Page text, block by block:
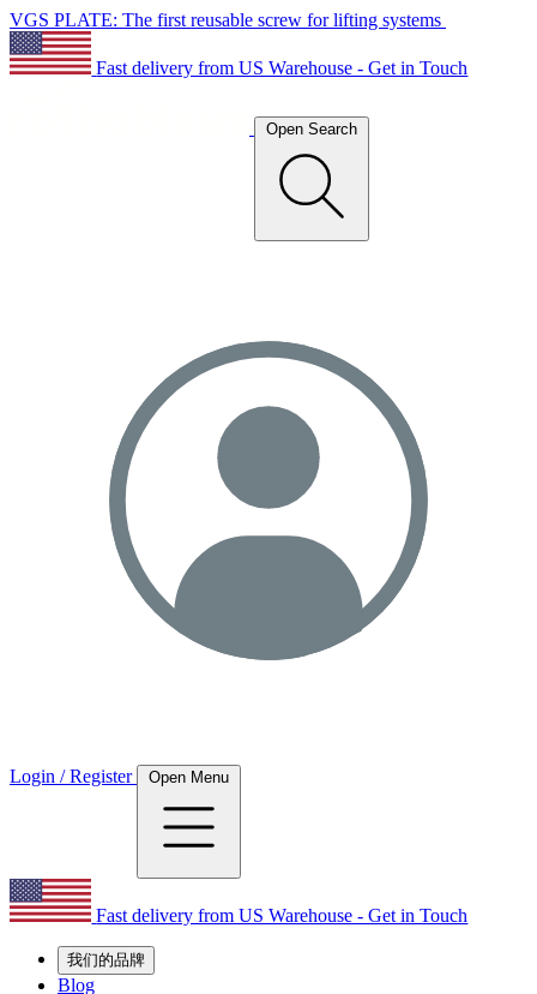
VGS PLATE: The first reusable screw for lifting systems
Fast delivery from US Warehouse - Get in Touch
Open Search
Login / Register Open Menu
Fast delivery from US Warehouse - Get in Touch
我们的品牌
Blog